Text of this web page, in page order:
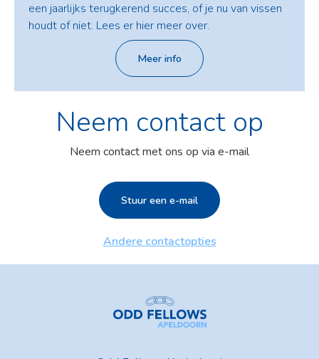
een jaarlijks terugkerend succes, of je nu van vissen
houdt of niet. Lees er hier meer over.
Meer info
Neem contact op
Neem contact met ons op via e-mail
Stuur een e-mail
Andere contactopties